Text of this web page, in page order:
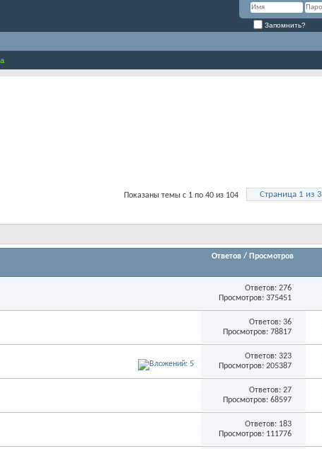
Запомнить?
Страница 1 из 3
Показаны темы с 1 по 40 из 104
Ответов / Просмотров
Ответов: 276
Просмотров: 375451
Ответов: 36
Просмотров: 78817
Ответов: 323
Просмотров: 205387
Ответов: 27
Просмотров: 68597
Ответов: 183
Просмотров: 111776